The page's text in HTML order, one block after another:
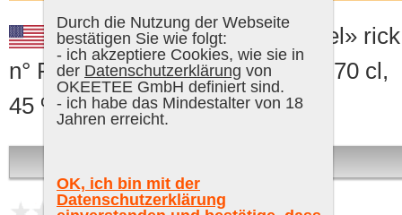
Jack Daniel's «Single Barrel» rick
n° R-17, Barrel n° 2-1109 2002, 70 cl,
45 % Vol. (Whiskey)
Durch die Nutzung der Webseite
bestätigen Sie wie folgt:
- ich akzeptiere Cookies, wie sie in
der Datenschutzerklärung von
OKEETEE GmbH definiert sind.
- ich habe das Mindestalter von 18
Jahren erreicht.
OK, ich bin mit der
Datenschutzerklärung